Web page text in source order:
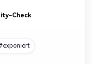
Check